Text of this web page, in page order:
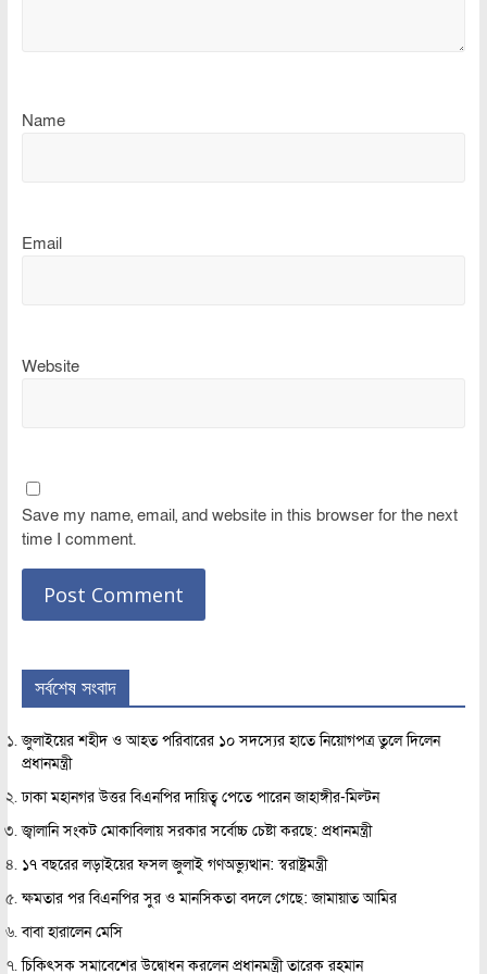
Name
Email
Website
Save my name, email, and website in this browser for the next
time I comment.
সর্বশেষ সংবাদ
জুলাইয়ের শহীদ ও আহত পরিবারের ১০ সদস্যের হাতে নিয়োগপত্র তুলে দিলেন
প্রধানমন্ত্রী
ঢাকা মহানগর উত্তর বিএনপির দায়িত্ব পেতে পারেন জাহাঙ্গীর-মিল্টন
জ্বালানি সংকট মোকাবিলায় সরকার সর্বোচ্চ চেষ্টা করছে: প্রধানমন্ত্রী
১৭ বছরের লড়াইয়ের ফসল জুলাই গণঅভ্যুত্থান: স্বরাষ্ট্রমন্ত্রী
ক্ষমতার পর বিএনপির সুর ও মানসিকতা বদলে গেছে: জামায়াত আমির
বাবা হারালেন মেসি
চিকিৎসক সমাবেশের উদ্বোধন করলেন প্রধানমন্ত্রী তারেক রহমান